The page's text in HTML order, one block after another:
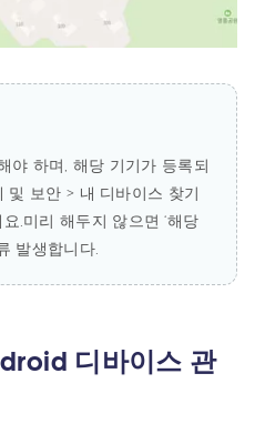
야 하며, 해당 기기가 등록되
및 보안 > 내 디바이스 찾기
.미리 해두지 않으면 ‘해당
발생합니다.
디바이스 관